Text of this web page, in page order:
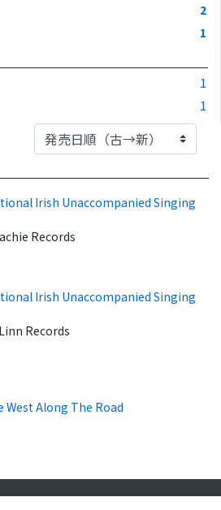
2
1
1
1
Irish Unaccompanied Singing
Records
Irish Unaccompanied Singing
Records
West Along The Road